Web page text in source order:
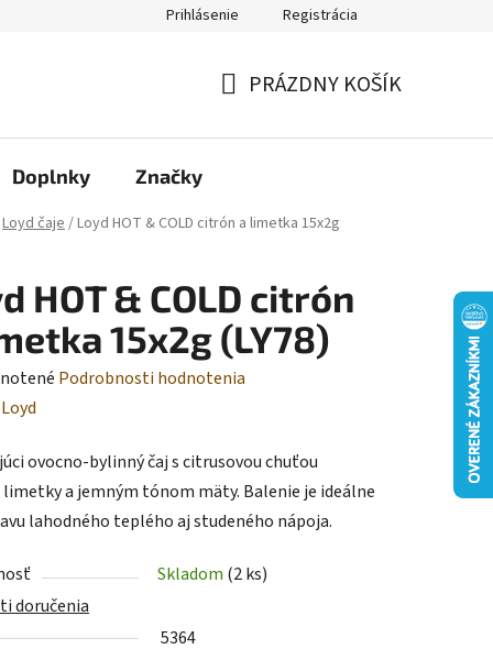
Prihlásenie Registrácia
PRÁZDNY KOŠÍK
Doplnky Značky
Loyd čaje/Loyd HOT & COLD citrón a limetka 15x2g
HOT & COLD citrón
15x2g (LY78)
Podrobnosti hodnotenia
Loyd
ovocno-bylinný čaj s citrusovou chuťou
a jemným tónom mäty. Balenie je ideálne
lahodného teplého aj studeného nápoja.
Skladom (2 ks)
doručenia
5364